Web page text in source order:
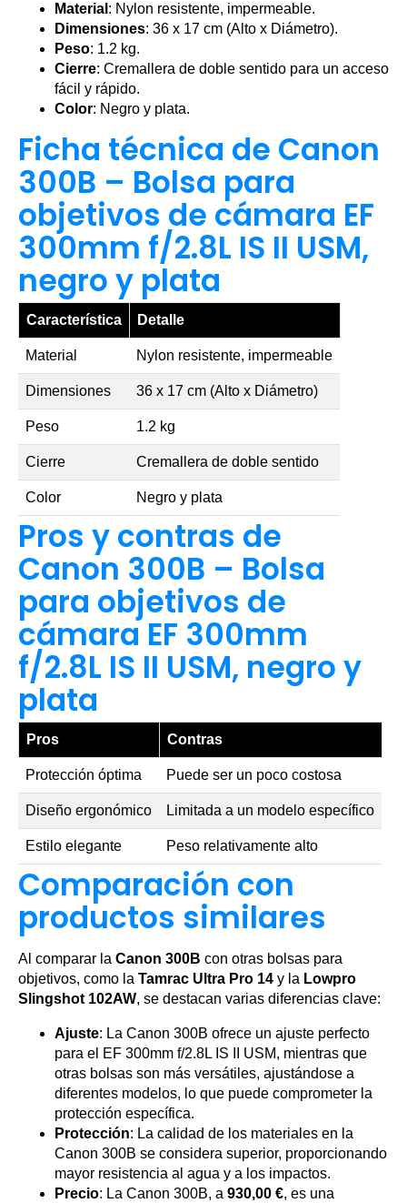
Material : Nylon resistente, impermeable.
Dimensiones: 36 x 17 cm (Alto x Diámetro).
Peso: 1.2 kg.
Cierre: Cremallera de doble sentido para un acceso
fácil y rápido.
Color: Negro y plata.
Ficha técnica de Canon
300B – Bolsa para
objetivos de cámara EF
300mm f/2.8L IS II USM,
negro y plata
Característica Detalle
Material Nylon resistente, impermeable
Dimensiones 36 x 17 cm (Alto x Diámetro)
Peso 1.2 kg
Cierre Cremallera de doble sentido
Color Negro y plata
Pros y contras de
Canon 300B – Bolsa
para objetivos de
cámara EF 300mm
f/2.8L IS II USM, negro y
plata
Pros Contras
Protección óptima Puede ser un poco costosa
Diseño ergonómico Limitada a un modelo específico
Estilo elegante Peso relativamente alto
Comparación con
productos similares
Al comparar la Canon 300B con otras bolsas para
objetivos, como la Tamrac Ultra Pro 14 y la Lowpro
Slingshot 102AW, se destacan varias diferencias clave:
Ajuste: La Canon 300B ofrece un ajuste perfecto
para el EF 300mm f/2.8L IS II USM, mientras que
otras bolsas son más versátiles, ajustándose a
diferentes modelos, lo que puede comprometer la
protección específica.
Protección: La calidad de los materiales en la
Canon 300B se considera superior, proporcionando
mayor resistencia al agua y a los impactos.
Precio: La Canon 300B, a 930,00 €, es una